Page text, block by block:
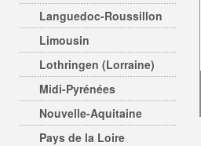
Languedoc-Roussillon
Limousin
Lothringen (Lorraine)
Midi-Pyrénées
Nouvelle-Aquitaine
Pays de la Loire